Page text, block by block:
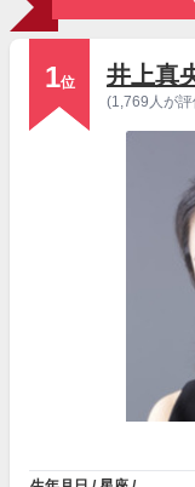
1位 井上真
(1,769人が